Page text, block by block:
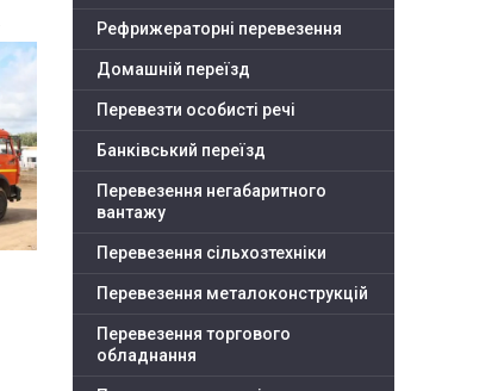
Рефрижераторні перевезення
Домашній переїзд
Перевезти особисті речі
Банківський переїзд
Перевезення негабаритного
вантажу
Перевезення сільхозтехніки
Перевезення металоконструкцій
Перевезення торгового
обладнання